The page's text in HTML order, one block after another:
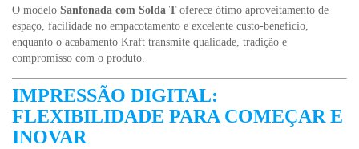
O modelo Sanfonada com Solda T oferece ótimo aproveitamento de
espaço, facilidade no empacotamento e excelente custo-benefício,
enquanto o acabamento Kraft transmite qualidade, tradição e
compromisso com o produto.
IMPRESSÃO DIGITAL:
FLEXIBILIDADE PARA COMEÇAR E
INOVAR